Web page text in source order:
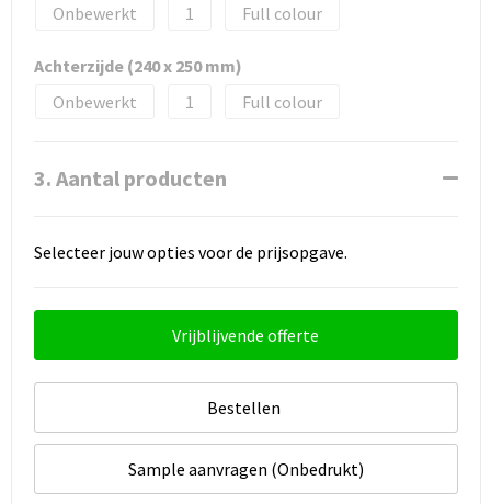
Onbewerkt
1 Full colour
Achterzijde (240 x 250 mm)
Onbewerkt
1 Full colour
3. Aantal producten
Selecteer jouw opties voor de prijsopgave.
Vrijblijvende offerte
Bestellen
Sample aanvragen (Onbedrukt)